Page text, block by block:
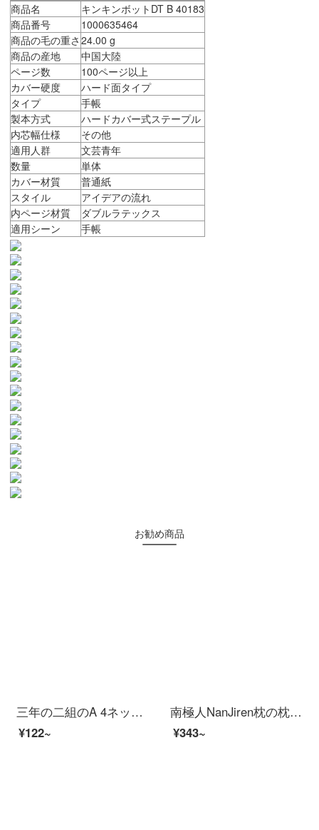
商品名
キンキンボットDT B 40183
商品番号
1000635464
商品の毛の重さ 24.00 g
商品の産地
中国大陸
ページ数
100ページ以上
カバー硬度
ハード面タイプ
タイプ
手帳
製本方式
ハードカバー式ステープル
内芯幅仕様
その他
適用人群
文芸青年
数量
単体
カバー材質
普通紙
スタイル
アイデアの流れ
内ページ材質
ダブルラテックス
適用シーン
手帳
お勧め商品
三年の二組のA 4ネットの赤いパーマの透明なレーザー星空の資料のファイルの板は字の立て替え板の小さい清新な学生の事務用品の答案用紙を挟んで星河を挟みます。
¥122~
南極人NanJiren枕の枕芯は全綿ケツメイシ立体安眠枕の芯のシングル学生の首の頚椎枕は1対2でセットします。
¥343~